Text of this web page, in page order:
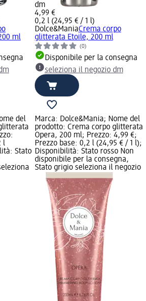
ml
dm
4,99 €
0,2 l (24,95 € / 1 l)
Dolce&ManiaCrema corpo
glitterata Etoile, 200 ml
(0)
Disponibile per la consegna
seleziona il negozio dm
del
l
Stato
Marca: Dolce&Mania; Nome del
prodotto: Crema corpo glitterata
Opera, 200 ml; Prezzo: 4,99 €;
Prezzo base: 0,2 l (24,95 € / 1 l);
Disponibilità: Stato rosso Non
disponibile per la consegna,
Stato grigio seleziona il negozio